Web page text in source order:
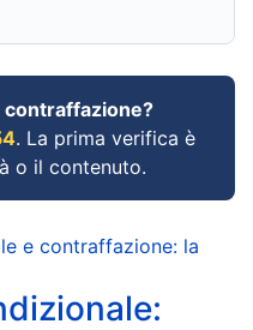
. La prima verifica è
o il contenuto.
e contraffazione: la